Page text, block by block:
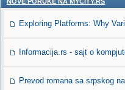
Exploring Platforms: Why
Informacija.rs - sajt o
Prevod romana sa srpskog